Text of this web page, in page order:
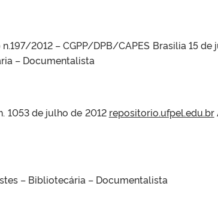
2012 – CGPP/DPB/CAPES Brasilia 15 de
– Documentalista
1053 de julho de 2012 repositorio.ufpel.edu.br
– Bibliotecária – Documentalista